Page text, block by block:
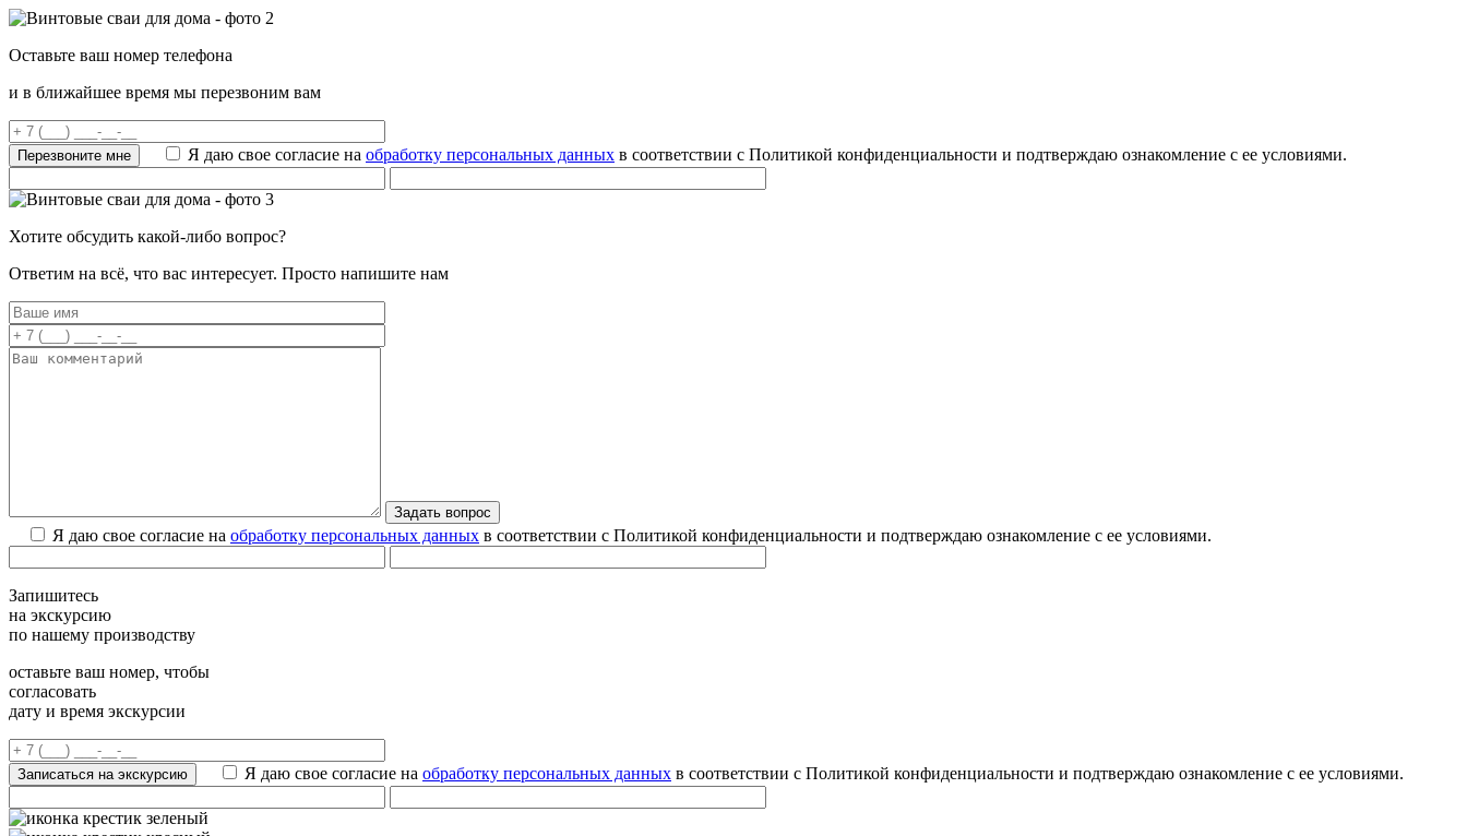
Оставьте ваш номер телефона
и в ближайшее время мы перезвоним вам
Я даю свое согласие на обработку персональных данных в соответствии с Политикой конфиденциальности и подтверждаю ознакомление с ее условиями.
Хотите обсудить какой-либо вопрос?
Ответим на всё, что вас интересует. Просто напишите нам
Я даю свое согласие на обработку персональных данных в соответствии с Политикой конфиденциальности и подтверждаю ознакомление с ее условиями.
Запишитесь
на экскурсию
по нашему производству
оставьте ваш номер, чтобы
согласовать
дату и время экскурсии
Я даю свое согласие на обработку персональных данных в соответствии с Политикой конфиденциальности и подтверждаю ознакомление с ее условиями.